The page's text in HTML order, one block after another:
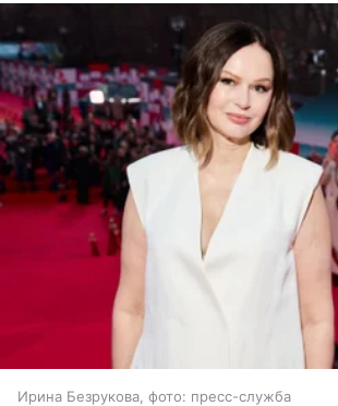
Ирина Безрукова, фото: пресс-служба